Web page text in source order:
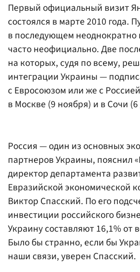
Первый официальный визит
состоялся в марте 2010 года.
в последующем неоднократно
часто неофициально. Две
на которых, судя по всему,
интеграции Украины —
с Евросоюзом или же с
в Москве (9 ноября) и в Сочи
Россия — один из основных
партнеров Украины, пояснил
директор департамента
Евразийской экономической
Виктор Спасский. По его
инвестиции российского
Украину составляют 16,1% от
Было бы странно, если бы
наши связи, уверен Спасский.